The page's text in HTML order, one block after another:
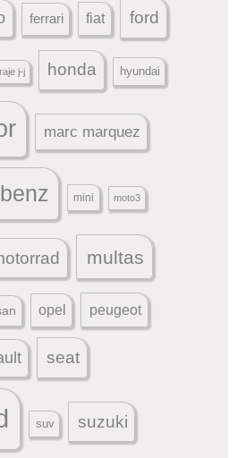
ferrari fiat ford
j-j honda hyundai
marc marquez
mini moto3
multas
opel peugeot
seat
suv suzuki